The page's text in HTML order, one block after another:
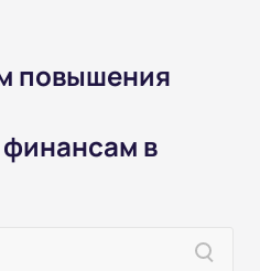
повышения
в